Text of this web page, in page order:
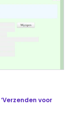
‘Verzenden voor